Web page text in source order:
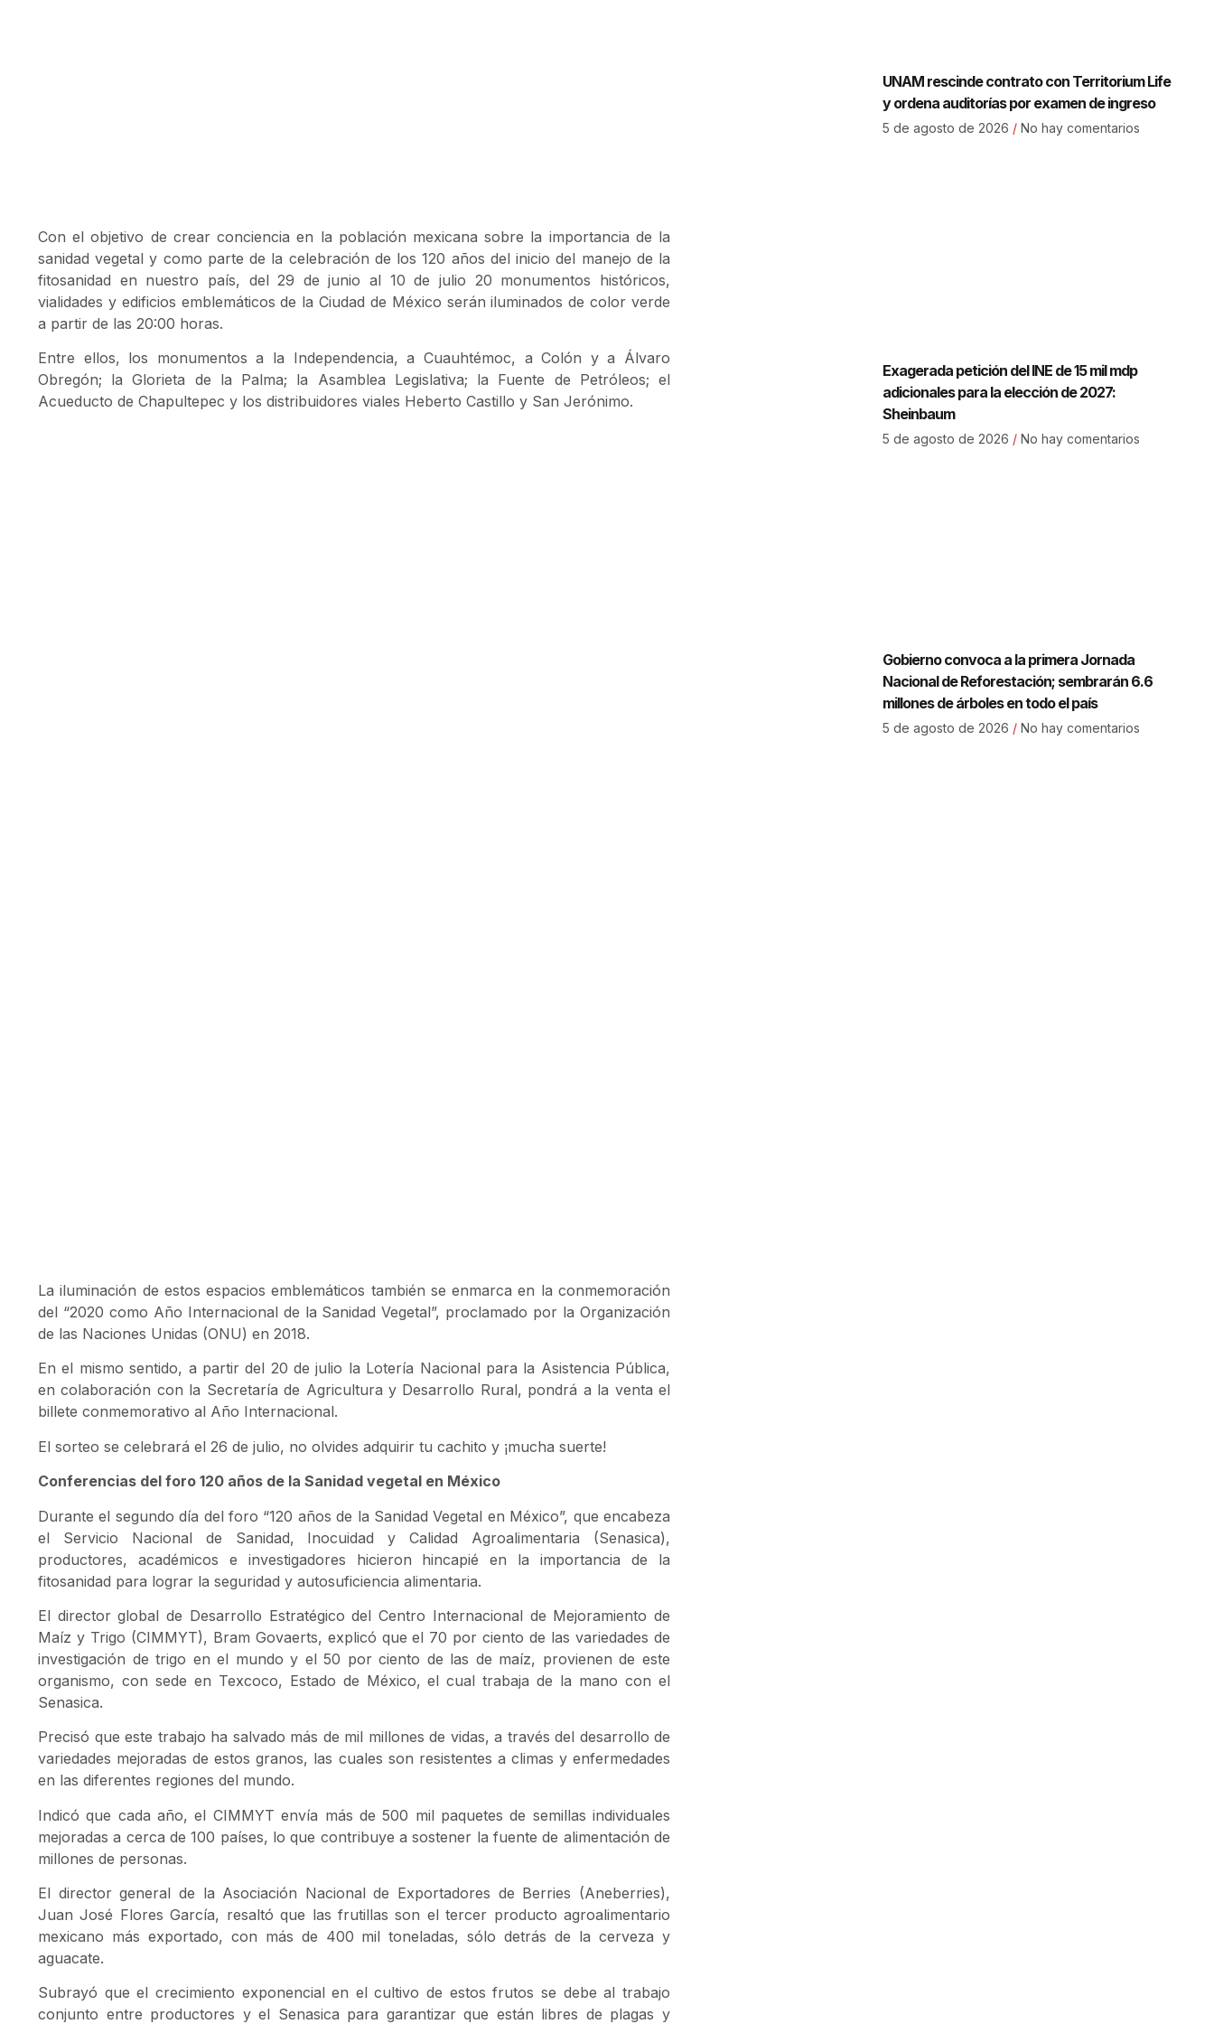
Con el objetivo de crear conciencia en la población mexicana sobre la importancia de la
sanidad vegetal y como parte de la celebración de los 120 años del inicio del manejo de la
fitosanidad en nuestro país, del 29 de junio al 10 de julio 20 monumentos históricos,
vialidades y edificios emblemáticos de la Ciudad de México serán iluminados de color verde
a partir de las 20:00 horas.
Entre ellos, los monumentos a la Independencia, a Cuauhtémoc, a Colón y a Álvaro
Obregón; la Glorieta de la Palma; la Asamblea Legislativa; la Fuente de Petróleos; el
Acueducto de Chapultepec y los distribuidores viales Heberto Castillo y San Jerónimo.
La iluminación de estos espacios emblemáticos también se enmarca en la conmemoración
del “2020 como Año Internacional de la Sanidad Vegetal”, proclamado por la Organización
de las Naciones Unidas (ONU) en 2018.
En el mismo sentido, a partir del 20 de julio la Lotería Nacional para la Asistencia Pública,
en colaboración con la Secretaría de Agricultura y Desarrollo Rural, pondrá a la venta el
billete conmemorativo al Año Internacional.
El sorteo se celebrará el 26 de julio, no olvides adquirir tu cachito y ¡mucha suerte!
Conferencias del foro 120 años de la Sanidad vegetal en México
Durante el segundo día del foro “120 años de la Sanidad Vegetal en México”, que encabeza
el Servicio Nacional de Sanidad, Inocuidad y Calidad Agroalimentaria (Senasica),
productores, académicos e investigadores hicieron hincapié en la importancia de la
fitosanidad para lograr la seguridad y autosuficiencia alimentaria.
El director global de Desarrollo Estratégico del Centro Internacional de Mejoramiento de
Maíz y Trigo (CIMMYT), Bram Govaerts, explicó que el 70 por ciento de las variedades de
investigación de trigo en el mundo y el 50 por ciento de las de maíz, provienen de este
organismo, con sede en Texcoco, Estado de México, el cual trabaja de la mano con el
Senasica.
Precisó que este trabajo ha salvado más de mil millones de vidas, a través del desarrollo de
variedades mejoradas de estos granos, las cuales son resistentes a climas y enfermedades
en las diferentes regiones del mundo.
Indicó que cada año, el CIMMYT envía más de 500 mil paquetes de semillas individuales
mejoradas a cerca de 100 países, lo que contribuye a sostener la fuente de alimentación de
millones de personas.
El director general de la Asociación Nacional de Exportadores de Berries (Aneberries),
Juan José Flores García, resaltó que las frutillas son el tercer producto agroalimentario
mexicano más exportado, con más de 400 mil toneladas, sólo detrás de la cerveza y
aguacate.
Subrayó que el crecimiento exponencial en el cultivo de estos frutos se debe al trabajo
conjunto entre productores y el Senasica para garantizar que están libres de plagas y
UNAM rescinde contrato con Territorium Life
y ordena auditorías por examen de ingreso
5 de agosto de 2026 No hay comentarios
Exagerada petición del INE de 15 mil mdp
adicionales para la elección de 2027:
Sheinbaum
5 de agosto de 2026 No hay comentarios
Gobierno convoca a la primera Jornada
Nacional de Reforestación; sembrarán 6.6
millones de árboles en todo el país
5 de agosto de 2026 No hay comentarios